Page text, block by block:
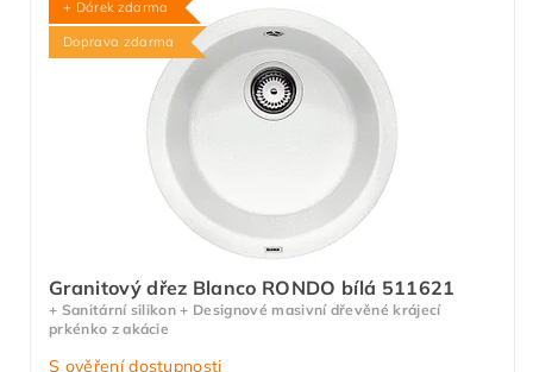
+ Dárek zdarma
Doprava zdarma
Granitový dřez Blanco RONDO bílá 511621
+ Sanitární silikon + Designové masivní dřevěné krájecí
prkénko z akácie
S ověření dostupnosti